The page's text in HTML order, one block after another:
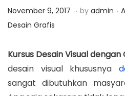
a
n
P
o
t
e
d
November 9, 2017 M
e
t
9
. by admin . P
t
e
d
Desain Grafis
Kursus Desain Visual
desain visual khususnya
sangat dibutuhkan